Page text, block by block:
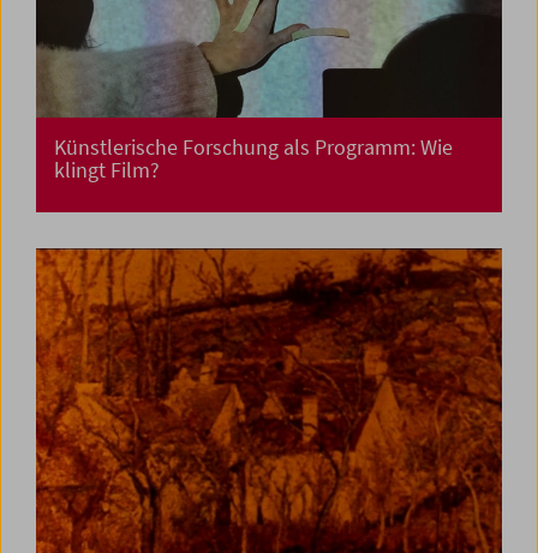
Künstlerische Forschung als Programm: Wie
klingt Film?